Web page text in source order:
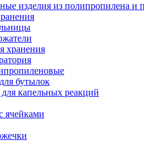
изделия из полипропилена и
хранения
бутылок
капельных реакций
ячейками